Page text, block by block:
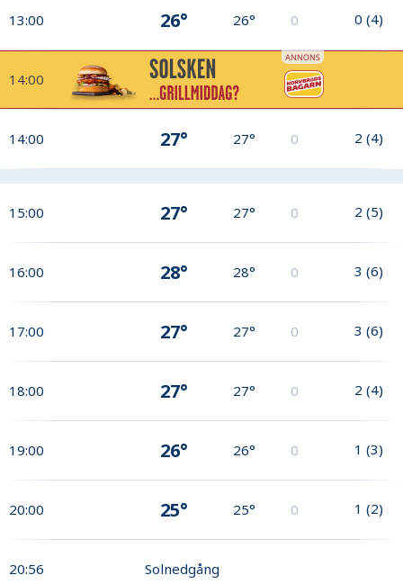
13:00 26° 26° 0 0 (4)
14:00
14:00 27° 27° 0 2 (4)
15:00 27° 27° 0 2 (5)
16:00 28° 28° 0 3 (6)
17:00 27° 27° 0 3 (6)
18:00 27° 27° 0 2 (4)
19:00 26° 26° 0 1 (3)
20:00 25° 25° 0 1 (2)
20:56 Solnedgång